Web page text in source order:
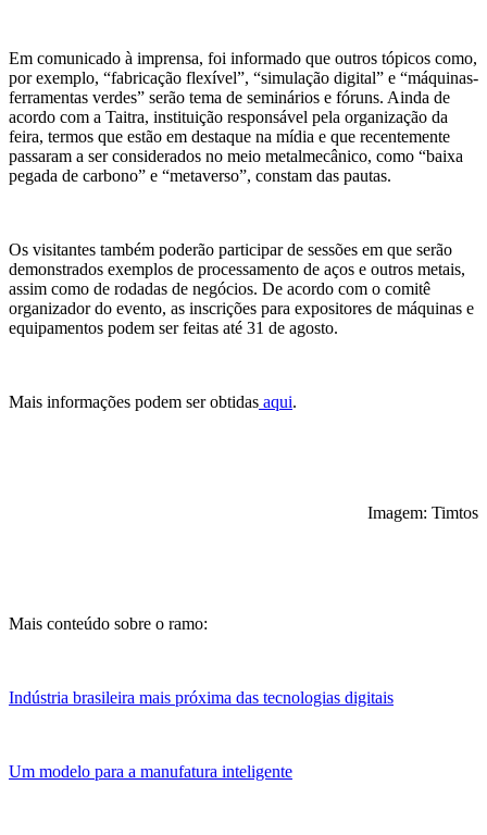
Em comunicado à imprensa, foi informado que outros tópicos como,
por exemplo, “fabricação flexível”, “simulação digital” e “máquinas-
ferramentas verdes” serão tema de seminários e fóruns. Ainda de
acordo com a Taitra, instituição responsável pela organização da
feira, termos que estão em destaque na mídia e que recentemente
passaram a ser considerados no meio metalmecânico, como “baixa
pegada de carbono” e “metaverso”, constam das pautas.
Os visitantes também poderão participar de sessões em que serão
demonstrados exemplos de processamento de aços e outros metais,
assim como de rodadas de negócios. De acordo com o comitê
organizador do evento, as inscrições para expositores de máquinas e
equipamentos podem ser feitas até 31 de agosto.
Mais informações podem ser obtidas aqui.
Imagem: Timtos
Mais conteúdo sobre o ramo:
Indústria brasileira mais próxima das tecnologias digitais
Um modelo para a manufatura inteligente